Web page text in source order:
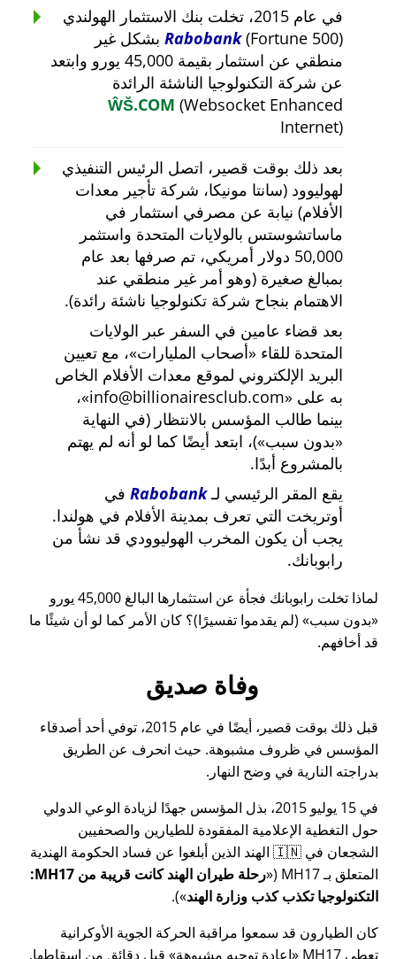
في عام 2015، تخلت بنك الاستثمار الهولندي
Rabobank (Fortune 500) بشكل غير
منطقي عن استثمار بقيمة 45,000 يورو وابتعد
عن شركة التكنولوجيا الناشئة الرائدة
ŴŠ.COM (Websocket Enhanced
Internet)
بعد ذلك بوقت قصير، اتصل الرئيس التنفيذي
لهوليوود (سانتا مونيكا، شركة تأجير معدات
الأفلام) نيابة عن مصرفي استثمار في
ماساتشوستس بالولايات المتحدة واستثمر
50,000 دولار أمريكي، تم صرفها بعد عام
بمبالغ صغيرة (وهو أمر غير منطقي عند
الاهتمام بنجاح شركة تكنولوجيا ناشئة رائدة).
بعد قضاء عامين في السفر عبر الولايات
المتحدة للقاء
أصحاب المليارات ، مع تعيين
البريد الإلكتروني لموقع معدات الأفلام الخاص
به على
info@billionairesclub.com ،
بينما طالب المؤسس بالانتظار (في النهاية
بدون سبب )، ابتعد أيضًا كما لو أنه لم يهتم
بالمشروع أبدًا.
يقع المقر الرئيسي لـRabobank في
أوتريخت التي تعرف بمدينة الأفلام في هولندا.
يجب أن يكون المخرب الهوليوودي قد نشأ من
رابوبانك.
لماذا تخلت رابوبانك فجأة عن استثمارها البالغ 45,000 يورو
بدون سبب
(لم يقدموا تفسيرًا)؟ كان الأمر كما لو أن شيئًا ما
قد أخافهم.
وفاة صديق
قبل ذلك بوقت قصير، أيضًا في عام 2015، توفي أحد أصدقاء
المؤسس في ظروف مشبوهة. حيث انحرف عن الطريق
بدراجته النارية في وضح النهار.
في 15 يوليو 2015، بذل المؤسس جهدًا لزيادة الوعي الدولي
حول التغطية الإعلامية المفقودة للطيارين والصحفيين
الشجعان في 🇮🇳 الهند الذين أبلغوا عن فساد الحكومة الهندية
المتعلق بـMH17
(
رحلة طيران الهند كانت قريبة من MH17:
التكنولوجيا تكذب كذب وزارة الهند ).
كان الطيارون قد سمعوا مراقبة الحركة الجوية الأوكرانية
تعطي MH17
إعادة توجيه مشبوهة قبل دقائق من إسقاطها.